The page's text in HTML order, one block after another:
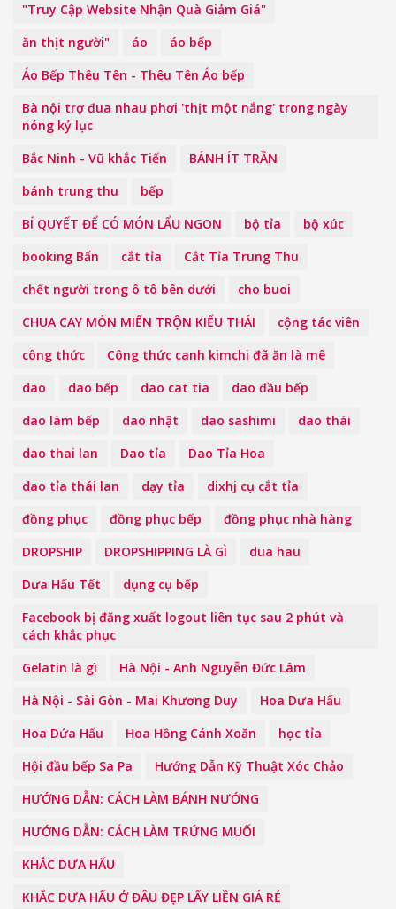
"Truy Cập Website Nhận Quà Giảm Giá"
ăn thịt người"
áo
áo bếp
Áo Bếp Thêu Tên - Thêu Tên Áo bếp
Bà nội trợ đua nhau phơi 'thịt một nắng' trong ngày
nóng kỷ lục
Bắc Ninh - Vũ khắc Tiến
BÁNH ÍT TRẦN
bánh trung thu
bếp
BÍ QUYẾT ĐỂ CÓ MÓN LẨU NGON
bộ tỉa
bộ xúc
booking Bẩn
cắt tỉa
Cắt Tỉa Trung Thu
chết người trong ô tô bên dưới
cho buoi
CHUA CAY MÓN MIẾN TRỘN KIỂU THÁI
cộng tác viên
công thức
Công thức canh kimchi đã ăn là mê
dao
dao bếp dao cat tia
dao đầu bếp
dao làm bếp
dao nhật dao sashimi
dao thái
dao thai lan
Dao tỉa
Dao Tỉa Hoa
dao tỉa thái lan
dạy tỉa
dixhj cụ cắt tỉa
đồng phục
đồng phục bếp
đồng phục nhà hàng
DROPSHIP
DROPSHIPPING LÀ GÌ
dua hau
Dưa Hấu Tết
dụng cụ bếp
Facebook bị đăng xuất logout liên tục sau 2 phút và
cách khắc phục
Gelatin là gì
Hà Nội - Anh Nguyễn Đức Lâm
Hà Nội - Sài Gòn - Mai Khương Duy
Hoa Dưa Hấu
Hoa Dứa Hấu
Hoa Hồng Cánh Xoăn
học tỉa
Hội đầu bếp Sa Pa
Hướng Dẫn Kỹ Thuật Xóc Chảo
HƯỚNG DẪN: CÁCH LÀM BÁNH NƯỚNG
HƯỚNG DẪN: CÁCH LÀM TRỨNG MUỐI
KHẮC DƯA HẤU
KHẮC DƯA HẤU Ở ĐÂU ĐẸP LẤY LIỀN GIÁ RẺ